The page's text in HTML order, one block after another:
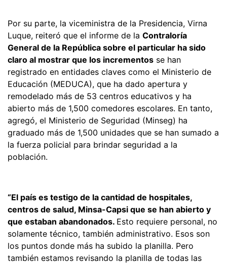
Por su parte, la viceministra de la Presidencia, Virna
Luque, reiteró que el informe de la Contraloría
General de la República sobre el particular ha sido
claro al mostrar que los incrementos se han
registrado en entidades claves como el Ministerio de
Educación (MEDUCA), que ha dado apertura y
remodelado más de 53 centros educativos y ha
abierto más de 1,500 comedores escolares. En tanto,
agregó, el Ministerio de Seguridad (Minseg) ha
graduado más de 1,500 unidades que se han sumado a
la fuerza policial para brindar seguridad a la
población.
“El país es testigo de la cantidad de hospitales,
centros de salud, Minsa-Capsi que se han abierto y
que estaban abandonados. Esto requiere personal, no
solamente técnico, también administrativo. Esos son
los puntos donde más ha subido la planilla. Pero
también estamos revisando la planilla de todas las